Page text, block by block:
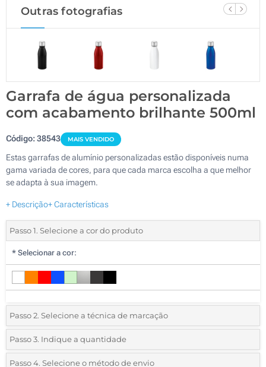
Outras fotografias
Garrafa de água personalizada
com acabamento brilhante 500ml
Código:38543 MAIS VENDIDO
Estas garrafas de alumínio personalizadas estão disponíveis numa
gama variada de cores, para que cada marca escolha a que melhor
se adapta à sua imagem.
+ Descrição+ Características
Passo 1. Selecione a cor do produto
* Selecionar a cor:
Passo 2. Selecione a técnica de marcação
*Selecione o tipo de marcação e as cores do logotipo:
1 Cor (Impressão circular)
Passo 3. Indique a quantidade
*Quantidade mínima:25
Passo 4. Selecione o método de envio